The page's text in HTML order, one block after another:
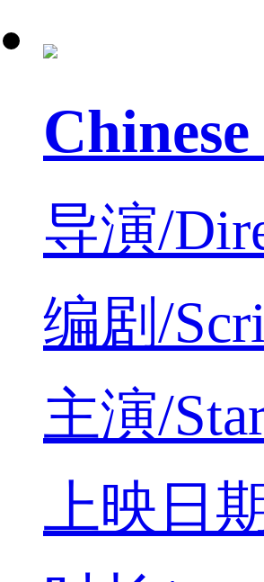
导演/
编剧/
主演/
上映日